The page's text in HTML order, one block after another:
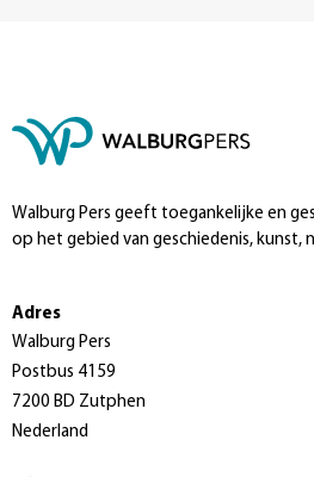
Walburg Pers geeft toegankelijke en
op het gebied van geschiedenis, kunst,
Adres
Walburg Pers
Postbus 4159
7200 BD Zutphen
Nederland